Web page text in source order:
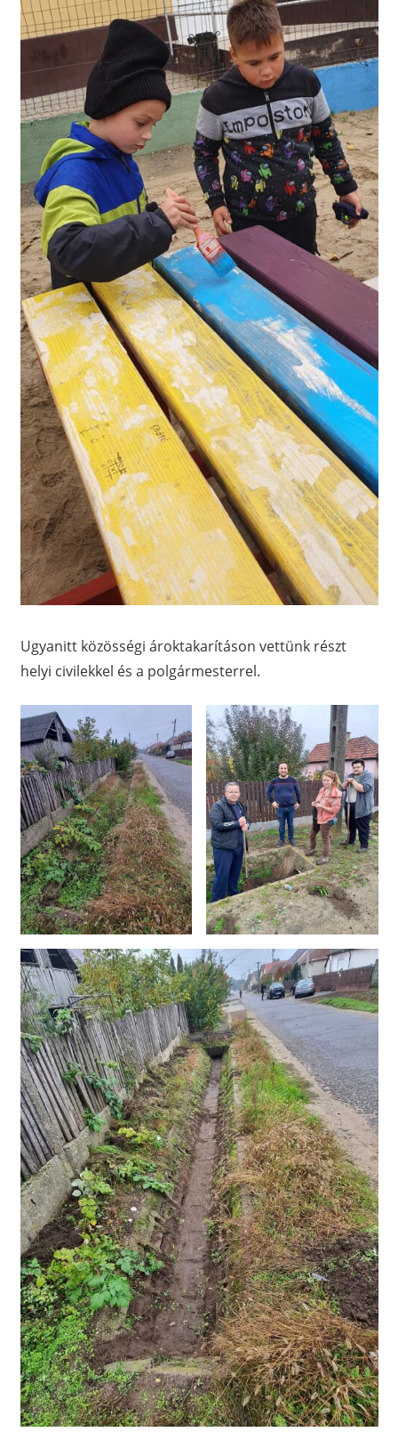
Ugyanitt közösségi ároktakarításon vettünk részt
helyi civilekkel és a polgármesterrel.